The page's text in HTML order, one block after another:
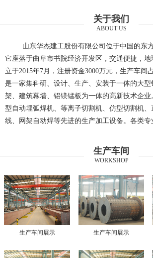
关于我们
ABOUT US
山东华杰建工股份有限公司位于中国的东
它座落于曲阜市书院经济开发区，交通便捷，
立于2015年7月，注册资金3000万元，生产车间
是一家集科研、设计、生产、安装于一体的大型
架、建筑幕墙、铝镁锰板为一体的高新技术企
型自动埋弧焊机、等离子切割机、仿型切割机
线、网架自动焊等先进的生产加工设备。各类专
生产车间
WORKSHOP
生产车间展示 生产车间展示